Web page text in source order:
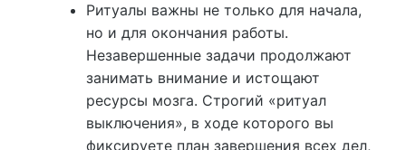
Ритуалы важны не только для начала,
но и для окончания работы.
Незавершенные задачи продолжают
занимать внимание и истощают
ресурсы мозга. Строгий «ритуал
выключения», в ходе которого вы
фиксируете план завершения всех дел,